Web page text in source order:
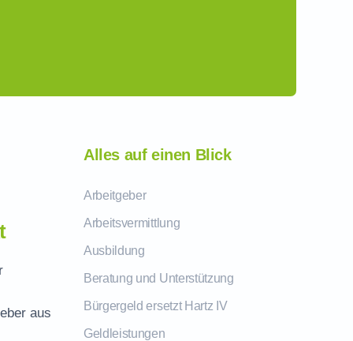
aus
Alles auf einen Blick
Arbeitgeber
Arbeitsvermittlung
Ausbildung
Beratung und Unterstützung
Bürgergeld ersetzt Hartz IV
Geldleistungen